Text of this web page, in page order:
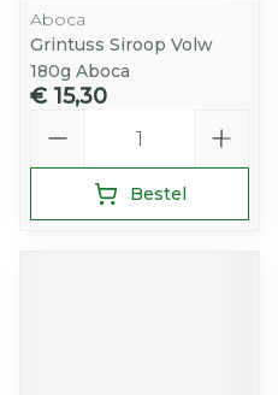
Aboca
Grintuss Siroop Volw
180g Aboca
€ 15,30
Bestel